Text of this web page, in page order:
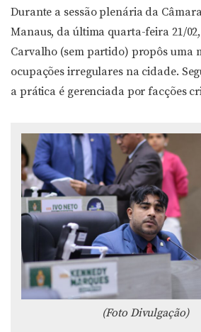
Durante a sessão plenária da
Manaus, da última quarta-feira 21/
Carvalho (sem partido) propôs uma
ocupações irregulares na cidade.
a prática é gerenciada por facções
(Foto Divulgação)